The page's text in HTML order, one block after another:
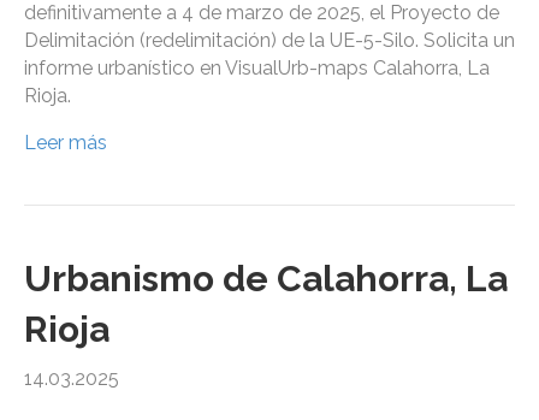
definitivamente a 4 de marzo de 2025, el Proyecto de
Delimitación (redelimitación) de la UE-5-Silo. Solicita un
informe urbanístico en VisualUrb-maps Calahorra, La
Rioja.
Leer más
Urbanismo de Calahorra, La
Rioja
14.03.2025